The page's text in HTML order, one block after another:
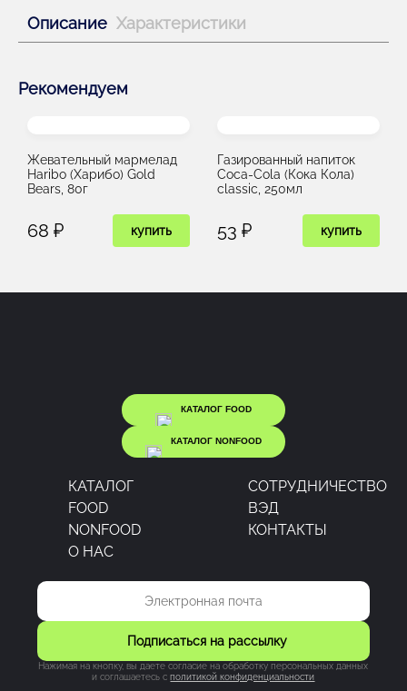
Описание Характеристики
Рекомендуем
Жевательный мармелад
Haribo (Харибо) Gold
Bears, 80г
68 ₽ купить
Газированный напиток
Coca-Cola (Кока Кола)
classic, 250мл
53 ₽ купить
КАТАЛОГ FOOD
КАТАЛОГ NONFOOD
КАТАЛОГ
CОТРУДНИЧЕСТВО
FOOD
ВЭД
NONFOOD
КОНТАКТЫ
О НАС
Подписаться на рассылку
Нажимая на кнопку, вы даете согласие на обработку персональных данных
и соглашаетесь cполитикой конфиденциальности